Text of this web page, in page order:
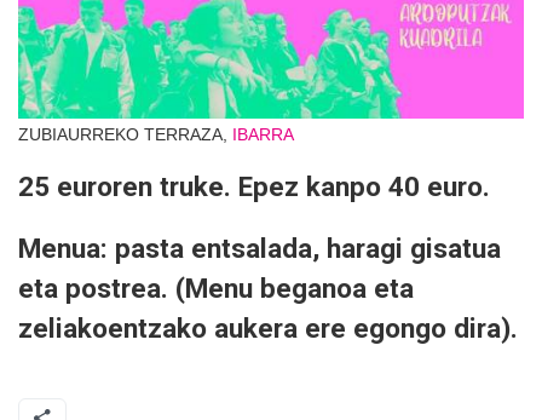
ZUBIAURREKO TERRAZA, IBARRA
25 euroren truke. Epez kanpo 40 euro.
Menua: pasta entsalada, haragi gisatua
eta postrea. (Menu beganoa eta
zeliakoentzako aukera ere egongo dira).